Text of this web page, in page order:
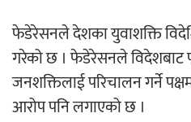
काठमाडौं युथ
सम्पन्न
फेडेरेसनले देशका युवाशक्ति
गरेको छ । फेडेरेसनले विदेशबाट
जनशक्तिलाई परिचालन गर्ने
आरोप पनि लगाएको छ ।